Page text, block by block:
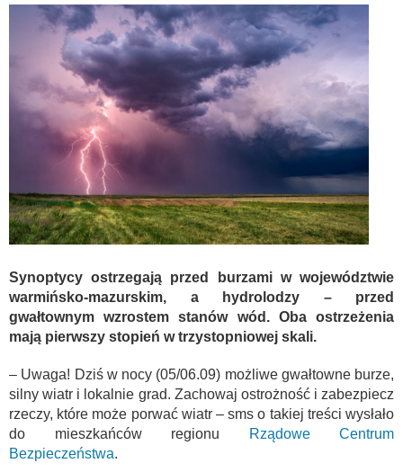
Synoptycy ostrzegają przed burzami w województwie
warmińsko-mazurskim, a hydrolodzy – przed
gwałtownym wzrostem stanów wód. Oba ostrzeżenia
mają pierwszy stopień w trzystopniowej skali.
– Uwaga! Dziś w nocy (05/06.09) możliwe gwałtowne burze,
silny wiatr i lokalnie grad. Zachowaj ostrożność i zabezpiecz
rzeczy, które może porwać wiatr – sms o takiej treści wysłało
do mieszkańców regionu
Rządowe Centrum
Bezpieczeństwa.